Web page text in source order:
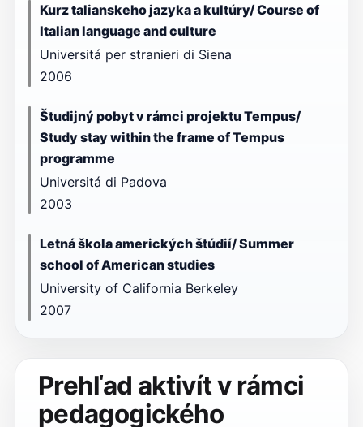
Kurz talianskeho jazyka a kultúry/ Course of
Italian language and culture
Universitá per stranieri di Siena
2006
Študijný pobyt v rámci projektu Tempus/
Study stay within the frame of Tempus
programme
Universitá di Padova
2003
Letná škola amerických štúdií/ Summer
school of American studies
University of California Berkeley
2007
Prehľad aktivít v rámci
pedagogického